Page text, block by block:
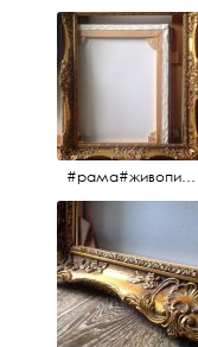
#рама#живопись#антиквариат#спб#aplgallery